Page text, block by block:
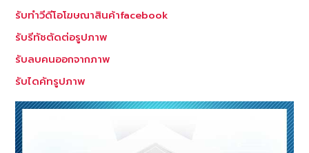
รับทำวีดีโอโฆษณาสินค้าfacebook
รับรีทัชตัดต่อรูปภาพ
รับลบคนออกจากภาพ
รับไดคัทรูปภาพ